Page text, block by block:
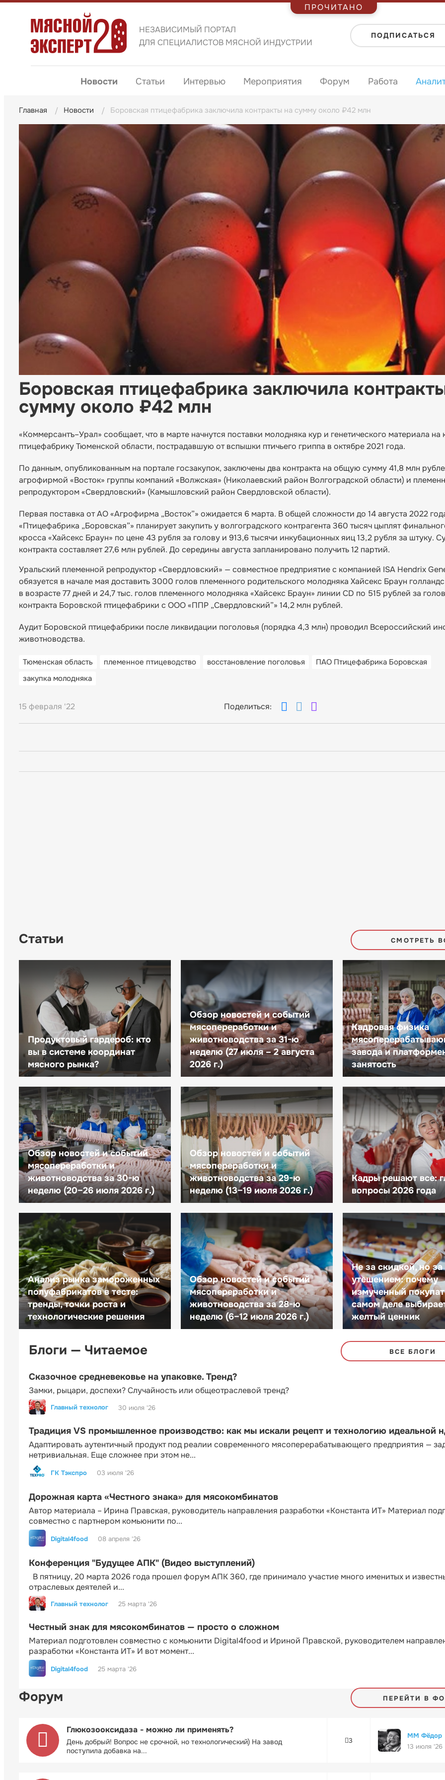
НЕЗАВИСИМЫЙ ПОРТАЛ
ДЛЯ СПЕЦИАЛИСТОВ МЯСНОЙ ИНДУСТРИИ
ПОДПИСАТЬСЯ
Новости Статьи Интервью Мероприятия Форум Работа
Главная Новости Боровская птицефабрика заключила контракты на сумму около ₽42 млн
Боровская птицефабрика заключила
сумму около ₽42 млн
«Коммерсантъ–Урал» сообщает, что в марте начнутся поставки молодняка кур и генетического материала
птицефабрику Тюменской области, пострадавшую от вспышки птичьего гриппа в октябре 2021 года.
По данным, опубликованным на портале госзакупок, заключены два контракта на общую сумму 41,8 млн
агрофирмой «Восток» группы компаний «Волжская» (Николаевский район Волгоградской области) и
репродуктором «Свердловский» (Камышловский район Свердловской области).
Первая поставка от АО «Агрофирма „Восток”» ожидается 6 марта. В общей сложности до 14 августа 2022
«Птицефабрика „Боровская”» планирует закупить у волгоградского контрагента 360 тысяч цыплят
кросса «Хайсекс Браун» по цене 43 рубля за голову и 913,6 тысячи инкубационных яиц 13,2 рубля за штуку.
контракта составляет 27,6 млн рублей. До середины августа запланировано получить 12 партий.
Уральский племенной репродуктор «Свердловский» — совместное предприятие с компанией ISA Hendrix
обязуется в начале мая доставить 3000 голов племенного родительского молодняка Хайсекс Браун
в возрасте 77 дней и 24,7 тыс. голов племенного молодняка «Хайсекс Браун» линии CD по 515 рублей за
контракта Боровской птицефабрики с ООО «ППР „Свердловский”» 14,2 млн рублей.
Аудит Боровской птицефабрики после ликвидации поголовья (порядка 4,3 млн) проводил Всероссийский
животноводства.
Тюменская область племенное птицеводство восстановление поголовья
ПАО Птицефабрика Боровская
закупка молодняка
15 февраля '22 Поделиться:
Статьи СМОТРЕТЬ
Продуктовый гардероб: кто
вы в системе координат
мясного рынка?
Обзор новостей и событий
мясопереработки и
животноводства за 31-ю
неделю (27 июля – 2 августа
2026 г.)
Кадровая физика
завода и
занятость
Обзор новостей и событий
мясопереработки и
животноводства за 30-ю
неделю (20–26 июля 2026 г.)
Обзор новостей и событий
мясопереработки и
животноводства за 29-ю
неделю (13–19 июля 2026 г.)
Кадры решают все:
вопросы 2026 года
Анализ рынка замороженных
полуфабрикатов в тесте:
тренды, точки роста и
технологические решения
Обзор новостей и событий
мясопереработки и
животноводства за 28-ю
неделю (6–12 июля 2026 г.)
Не за скидкой, но за
утешением: почему
измученный
самом деле
желтый ценник
Блоги — Читаемое ВСЕ БЛОГИ
Сказочное средневековье на упаковке. Тренд?
Замки, рыцари, доспехи? Случайность или общеотраслевой тренд?
Главный технолог 30 июля '26
Традиция VS промышленное производство: как мы искали рецепт и технологию идеальной
Адаптировать аутентичный продукт под реалии современного мясоперерабатывающего предприятия —
нетривиальная. Еще сложнее при этом не...
ГК Тэкспро 03 июля '26
Дорожная карта «Честного знака» для мясокомбинатов
Автор материала – Ирина Правская, руководитель направления разработки «Константа ИТ» Материал
совместно с партнером комьюнити по...
Digital4food 08 апреля '26
Конференция "Будущее АПК" (Видео выступлений)
В пятницу, 20 марта 2026 года прошел форум АПК 360, где принимало участие много именитых и
отраслевых деятелей и...
Главный технолог 25 марта '26
Честный знак для мясокомбинатов — просто о сложном
Материал подготовлен совместно с комьюнити Digital4food и Ириной Правской, руководителем
разработки «Константа ИТ» И вот момент...
Digital4food 25 марта '26
Форум ПЕРЕЙТИ В
Глюкозооксидаза - можно ли применять?
День добрый! Вопрос не срочной, но технологический) На завод
поступила добавка на...
3
ММ Фёдор
13 июля '26
ПРОЧИТАНО